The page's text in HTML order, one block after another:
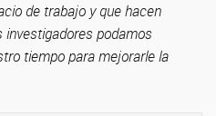
de trabajo y que hacen
podamos
tiempo para mejorarle la